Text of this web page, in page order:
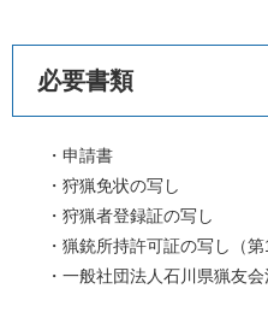
必要書類
・申請書
・狩猟免状の写し
・狩猟者登録証の写し
・猟銃所持許可証の写し（第1
・一般社団法人石川県猟友会